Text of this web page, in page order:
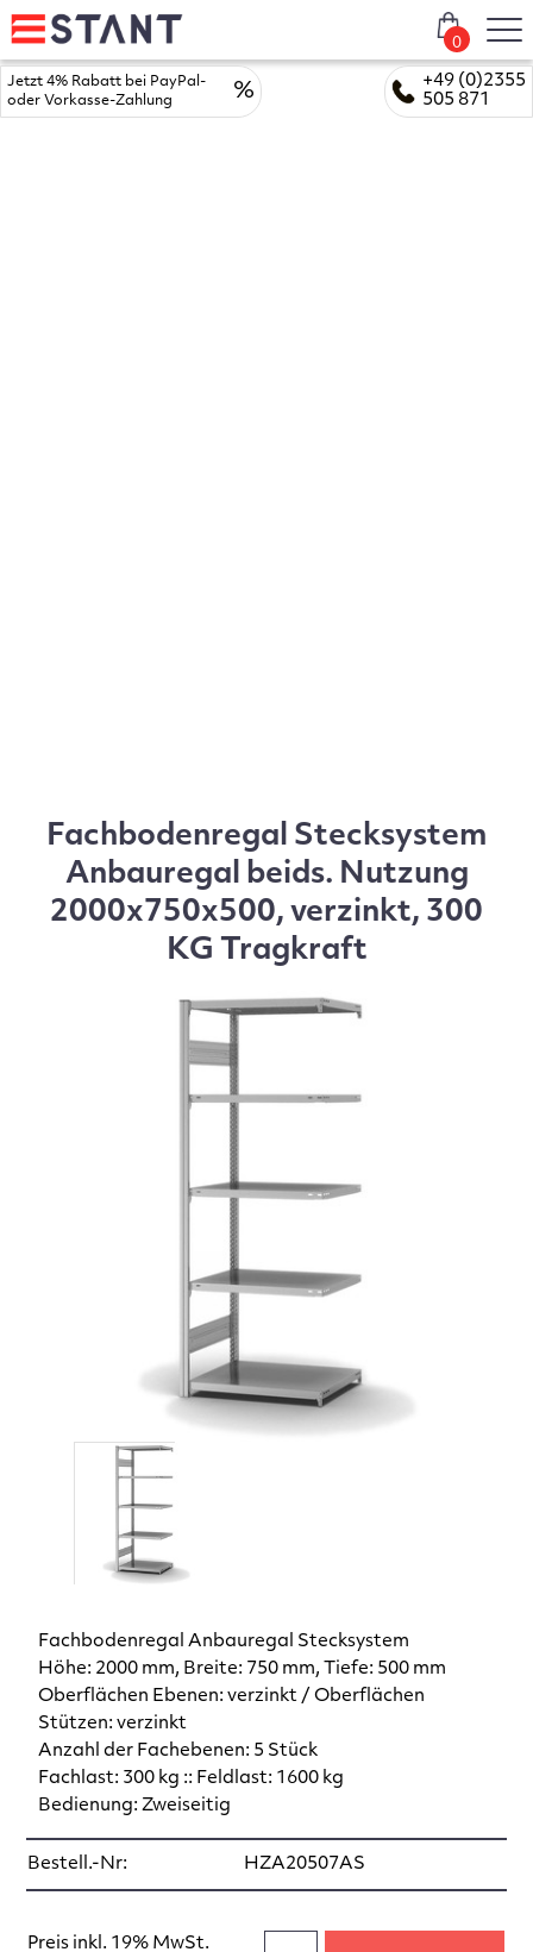
+49 (0)2355
505 871
Jetzt 4% Rabatt bei PayPal-
oder Vorkasse-Zahlung
%
0
Fachbodenregal Stecksystem
Anbauregal beids. Nutzung
2000x750x500, verzinkt, 300
KG Tragkraft
Fachbodenregal Anbauregal Stecksystem
Höhe: 2000 mm, Breite: 750 mm, Tiefe: 500 mm
Oberflächen Ebenen: verzinkt / Oberflächen
Stützen: verzinkt
Anzahl der Fachebenen: 5 Stück
Fachlast: 300 kg :: Feldlast: 1600 kg
Bedienung: Zweiseitig
Bestell.-Nr: HZA20507AS
Preis inkl. 19% MwSt.